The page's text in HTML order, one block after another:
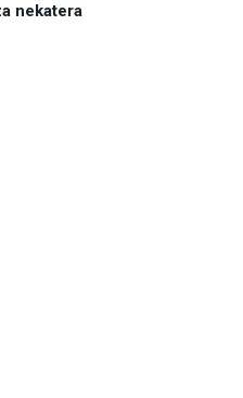
nekatera